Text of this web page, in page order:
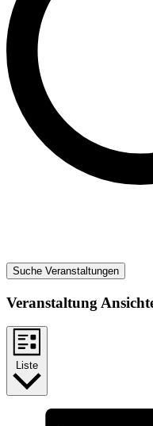
Suche Veranstaltungen
Veranstaltung
Liste